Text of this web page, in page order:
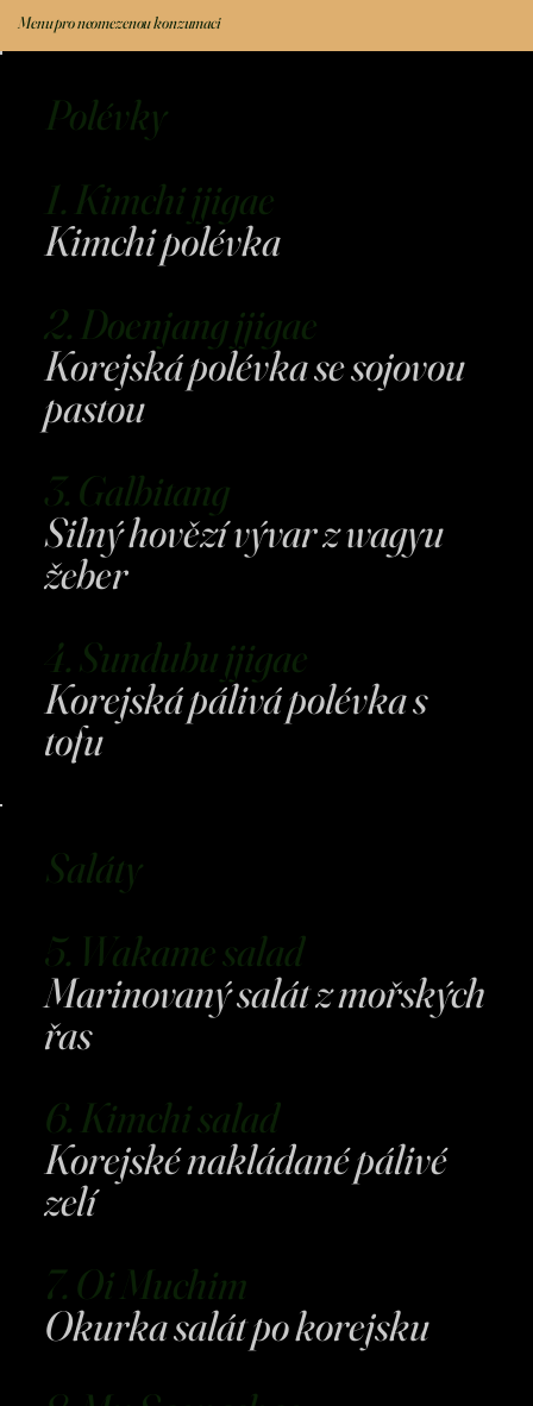
Menu pro neomezenou konzumaci
Polévky
1. Kimchi jjigae
Kimchi polévka
2. Doenjang jjigae
Korejská polévka se sojovou
pastou
3. Galbitang
Silný hovězí vývar z wagyu
žeber
4. Sundubu jjigae
Korejská pálivá polévka s
tofu
Saláty
5. Wakame salad
Marinovaný salát z mořských
řas
6. Kimchi salad
Korejské nakládané pálivé
zelí
7. Oi Muchim
Okurka salát po korejsku